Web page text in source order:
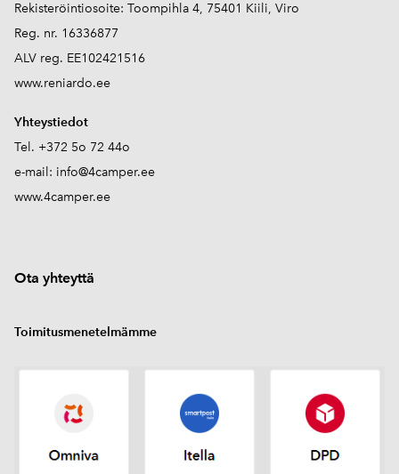
Rekisteröintiosoite: Toompihla 4, 75401 Kiili, Viro
Reg. nr. 16336877
ALV reg. EE102421516
www.reniardo.ee
Yhteystiedot
Tel. +372 5o 72 44o
e-mail: info@4camper.ee
www.4camper.ee
Ota yhteyttä
Toimitusmenetelmämme